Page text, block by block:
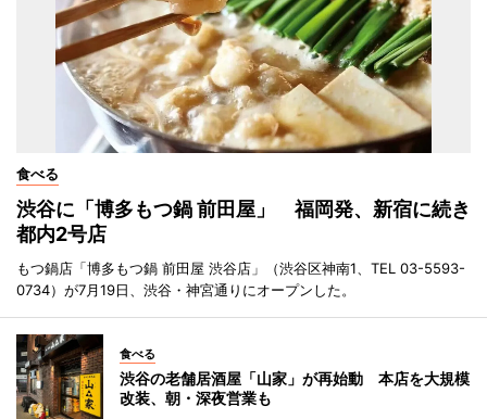
食べる
渋谷に「博多もつ鍋 前田屋」 福岡発、新宿に続き
都内2号店
もつ鍋店「博多もつ鍋 前田屋 渋谷店」（渋谷区神南1、TEL 03-5593-
0734）が7月19日、渋谷・神宮通りにオープンした。
食べる
渋谷の老舗居酒屋「山家」が再始動 本店を大規模
改装、朝・深夜営業も